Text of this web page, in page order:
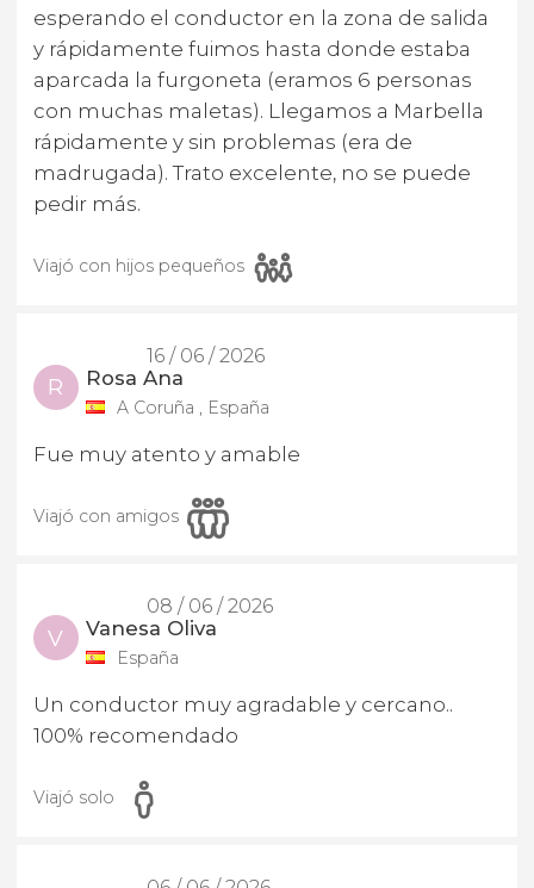
esperando el conductor en la zona de salida
y rápidamente fuimos hasta donde estaba
aparcada la furgoneta (eramos 6 personas
con muchas maletas). Llegamos a Marbella
rápidamente y sin problemas (era de
madrugada). Trato excelente, no se puede
pedir más.
Viajó con hijos pequeños
16 / 06 / 2026
R Rosa Ana
A Coruña , España
Fue muy atento y amable
Viajó con amigos
08 / 06 / 2026
V Vanesa Oliva
España
Un conductor muy agradable y cercano..
100% recomendado
Viajó solo